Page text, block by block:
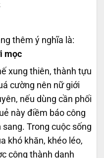
thêm ý nghĩa là:
mọc
xung thiên, thành tựu
cường nên nữ giới
nếu dùng cần phối
này điềm báo công
Trong cuộc sống
khó khăn, khéo léo,
công thành danh